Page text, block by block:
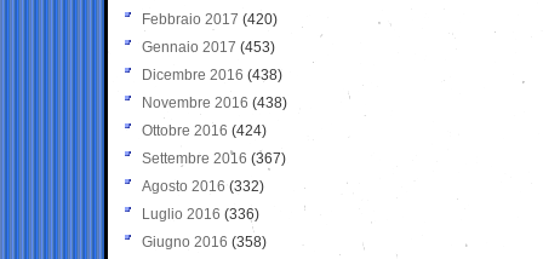
Febbraio 2017 (420)
Gennaio 2017 (453)
Dicembre 2016 (438)
Novembre 2016 (438)
Ottobre 2016 (424)
Settembre 2016 (367)
Agosto 2016 (332)
Luglio 2016 (336)
Giugno 2016 (358)